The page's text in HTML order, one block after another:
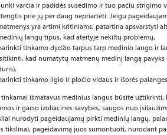
varčia ir padidės susėdimo ir tuo pačiu strigimo
prie jų per daug nepriartėti. Jeigu
yra artimi kritiniams, patartina apsvarstyti
langų tipus, kad ateityje nekiltų problemų,
tinkamo dydžio tarpus tarp medinio lango ir
kad numatytų matmenų medinį langą
tinkamo ilgio ir pločio vidaus ir išorės
tinkamai išmatavus medinius langus būsite užtikrinti,
ir garso izoliacines savybes, saugos nuo
nurodyti pageidaujamų pirkti medinių langų,
tikslina), pageidavimą juos sumontuoti, nurodant